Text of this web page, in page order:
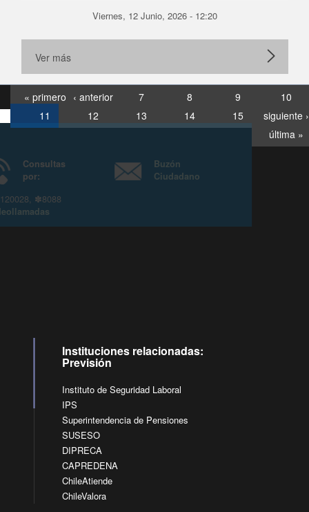
Viernes, 12 Junio, 2026 - 12:20
Ver más
« primero ‹ anterior 7 8 9
10
11
12 13 14 15
siguiente ›
última »
Consultas
6007120028, ✽8088
yVideollamadas
Instituciones relacionadas:
Previsión
Instituto de Seguridad Laboral
IPS
Superintendencia de Pensiones
SUSESO
DIPRECA
CAPREDENA
ChileAtiende
ChileValora